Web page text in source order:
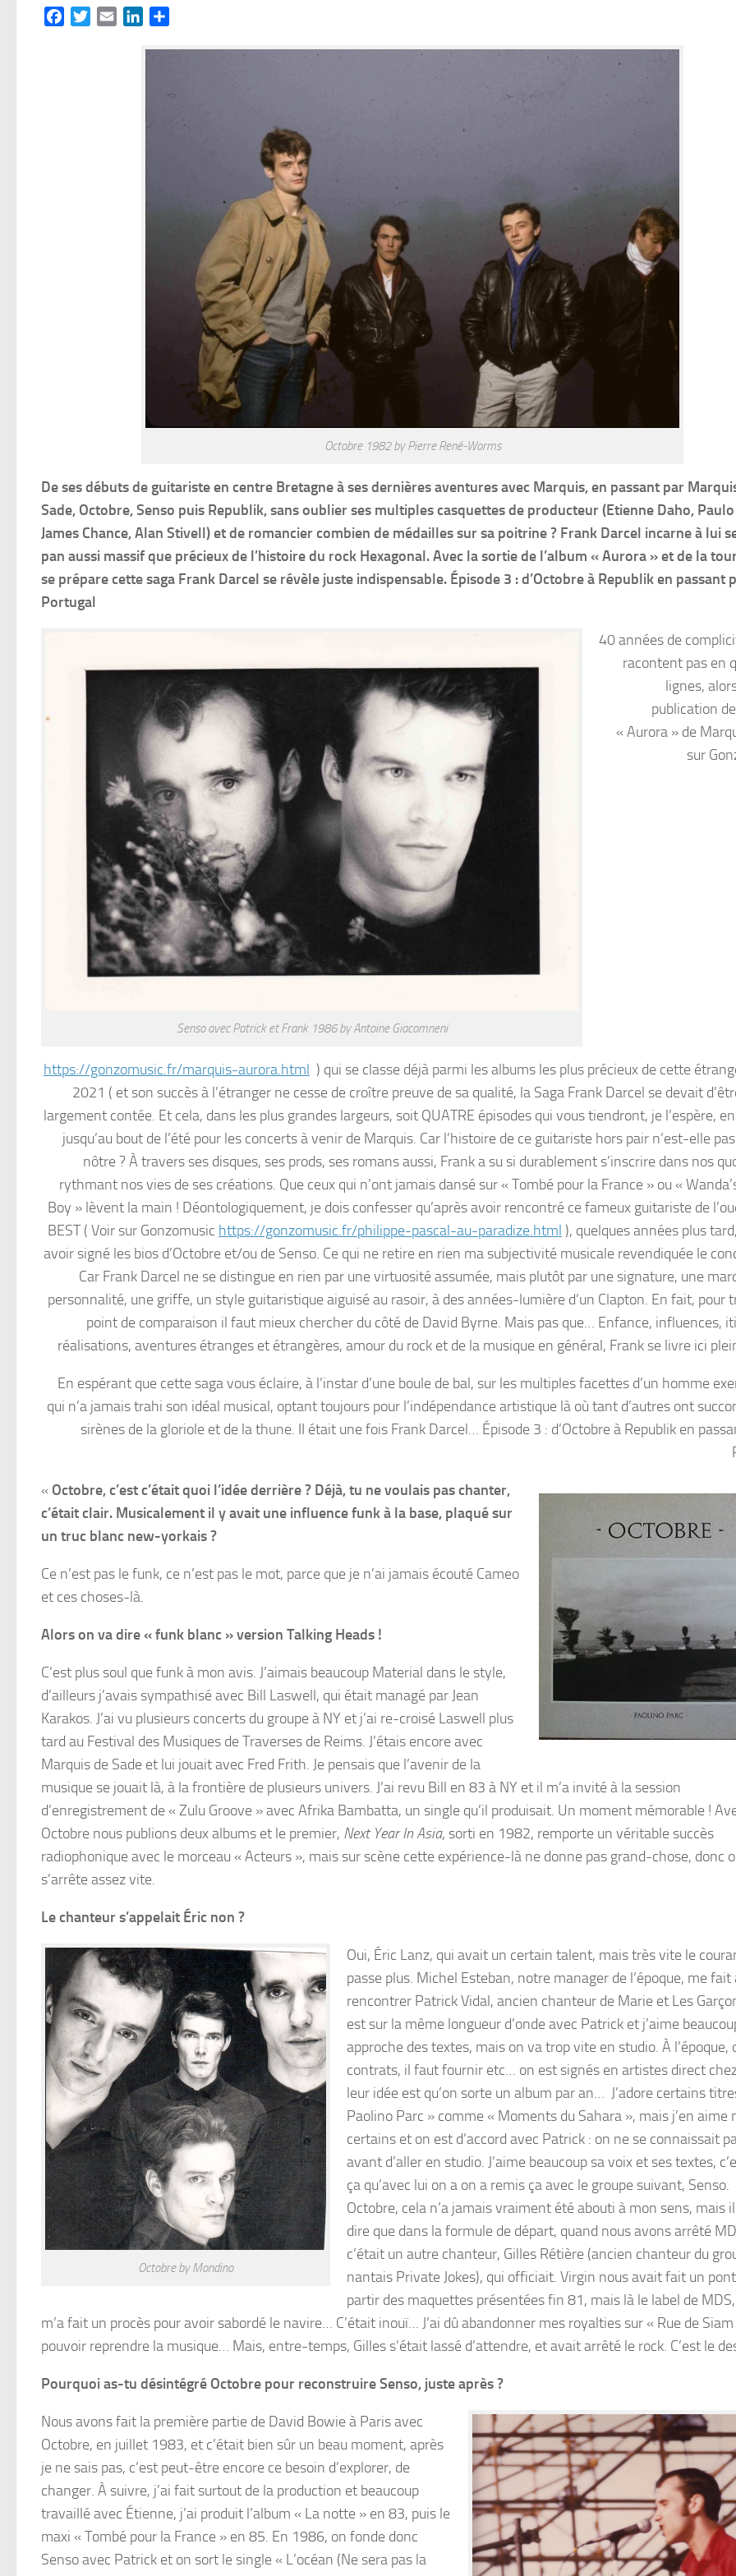
FacebookTwitterEmail LinkedIn
Octobre 1982 by Pierre René-Worms
De ses débuts de guitariste en centre Bretagne à ses dernières aventures avec Marquis, en passant par
Sade, Octobre, Senso puis Republik, sans oublier ses multiples casquettes de producteur (Etienne Daho,
James Chance, Alan Stivell) et de romancier combien de médailles sur sa poitrine ? Frank Darcel incarne à lui
pan aussi massif que précieux de l’histoire du rock Hexagonal. Avec la sortie de l’album « Aurora » et de la
se prépare cette saga Frank Darcel se révèle juste indispensable. Épisode 3 : d’Octobre à Republik en passant
Portugal
Senso avec Patrick et Frank 1986 by Antoine Giacomneni
40 années de
racontent pas en
lignes,
publication
« Aurora » de
sur
https://gonzomusic.fr/marquis-aurora.html ) qui se classe déjà parmi les albums les plus précieux de cette
2021 ( et son succès à l’étranger ne cesse de croître preuve de sa qualité, la Saga Frank Darcel se devait
largement contée. Et cela, dans les plus grandes largeurs, soit QUATRE épisodes qui vous tiendront, je l’espère,
jusqu’au bout de l’été pour les concerts à venir de Marquis. Car l’histoire de ce guitariste hors pair n’est-elle
nôtre ? À travers ses disques, ses prods, ses romans aussi, Frank a su si durablement s’inscrire dans nos
rythmant nos vies de ses créations. Que ceux qui n’ont jamais dansé sur « Tombé pour la France » ou «
Boy » lèvent la main ! Déontologiquement, je dois confesser qu’après avoir rencontré ce fameux guitariste de
BEST ( Voir sur Gonzomusic https://gonzomusic.fr/philippe-pascal-au-paradize.html ), quelques années plus
avoir signé les bios d’Octobre et/ou de Senso. Ce qui ne retire en rien ma subjectivité musicale revendiquée le
Car Frank Darcel ne se distingue en rien par une virtuosité assumée, mais plutôt par une signature, une
personnalité, une griffe, un style guitaristique aiguisé au rasoir, à des années-lumière d’un Clapton. En fait, pour
point de comparaison il faut mieux chercher du côté de David Byrne. Mais pas que… Enfance, influences,
réalisations, aventures étranges et étrangères, amour du rock et de la musique en général, Frank se livre ici
En espérant que cette saga vous éclaire, à l’instar d’une boule de bal, sur les multiples facettes d’un homme
qui n’a jamais trahi son idéal musical, optant toujours pour l’indépendance artistique là où tant d’autres ont
sirènes de la gloriole et de la thune. II était une fois Frank Darcel… Épisode 3 : d’Octobre à Republik en
« Octobre, c’est c’était quoi l’idée derrière ? Déjà, tu ne voulais pas chanter,
c’était clair. Musicalement il y avait une influence funk à la base, plaqué sur
un truc blanc new-yorkais ?
Ce n’est pas le funk, ce n’est pas le mot, parce que je n’ai jamais écouté Cameo
et ces choses-là.
Alors on va dire « funk blanc » version Talking Heads !
C’est plus soul que funk à mon avis. J’aimais beaucoup Material dans le style,
d’ailleurs j’avais sympathisé avec Bill Laswell, qui était managé par Jean
Karakos. J’ai vu plusieurs concerts du groupe à NY et j’ai re-croisé Laswell plus
tard au Festival des Musiques de Traverses de Reims. J’étais encore avec
Marquis de Sade et lui jouait avec Fred Frith. Je pensais que l’avenir de la
musique se jouait là, à la frontière de plusieurs univers. J’ai revu Bill en 83 à NY et il m’a invité à la session
d’enregistrement de « Zulu Groove » avec Afrika Bambatta, un single qu’il produisait. Un moment mémorable !
Octobre nous publions deux albums et le premier, Next Year In Asia, sorti en 1982, remporte un véritable succès
radiophonique avec le morceau « Acteurs », mais sur scène cette expérience-là ne donne pas grand-chose, donc
s’arrête assez vite.
Le chanteur s’appelait Éric non ?
Octobre by Mondino
Oui, Éric Lanz, qui avait un certain talent, mais très vite le
passe plus. Michel Esteban, notre manager de l’époque, me fait
rencontrer Patrick Vidal, ancien chanteur de Marie et Les
est sur la même longueur d’onde avec Patrick et j’aime
approche des textes, mais on va trop vite en studio. À l’époque,
contrats, il faut fournir etc… on est signés en artistes direct
leur idée est qu’on sorte un album par an… J’adore certains
Paolino Parc » comme « Moments du Sahara », mais j’en aime
certains et on est d’accord avec Patrick : on ne se connaissait
avant d’aller en studio. J’aime beaucoup sa voix et ses textes,
ça qu’avec lui on a on a remis ça avec le groupe suivant, Senso.
Octobre, cela n’a jamais vraiment été abouti à mon sens, mais
dire que dans la formule de départ, quand nous avons arrêté
c’était un autre chanteur, Gilles Rétière (ancien chanteur du
nantais Private Jokes), qui officiait. Virgin nous avait fait un pont
partir des maquettes présentées fin 81, mais là le label de
m’a fait un procès pour avoir sabordé le navire… C’était inouï… J’ai dû abandonner mes royalties sur « Rue de
pouvoir reprendre la musique… Mais, entre-temps, Gilles s’était lassé d’attendre, et avait arrêté le rock. C’est le
Pourquoi as-tu désintégré Octobre pour reconstruire Senso, juste après ?
Nous avons fait la première partie de David Bowie à Paris avec
Octobre, en juillet 1983, et c’était bien sûr un beau moment, après
je ne sais pas, c’est peut-être encore ce besoin d’explorer, de
changer. À suivre, j’ai fait surtout de la production et beaucoup
travaillé avec Étienne, j’ai produit l’album « La notte » en 83, puis le
maxi « Tombé pour la France » en 85. En 1986, on fonde donc
Senso avec Patrick et on sort le single « L’océan (Ne sera pas la